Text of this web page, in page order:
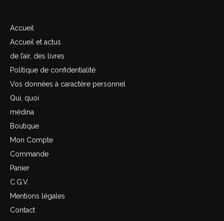
Accueil
Accueil et actus
de l’air, des livres
Politique de confidentialité
Vos données à caractère personnel
Qui, quoi
médina
Boutique
Mon Compte
Commande
Panier
C.G.V.
Mentions légales
Contact